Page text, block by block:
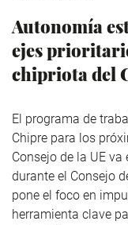
Autonomía
ejes
chipriota del
El programa de
Chipre para los
Consejo de la UE
durante el Consejo
pone el foco en
herramienta clave